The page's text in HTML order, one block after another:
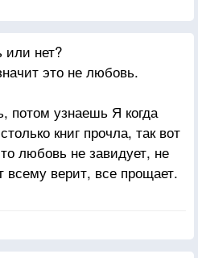
вид, что у тебя все
все поверят, то
что ты веришь, есть
нет?
это не любовь.
потом узнаешь Я когда
книг прочла, так вот
любовь не завидует, не
всему верит, все прощает.
не любовь это. Такое